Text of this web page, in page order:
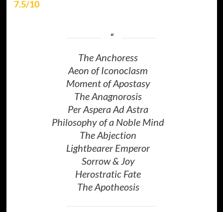
7.5/10
The Anchoress
Aeon of Iconoclasm
Moment of Apostasy
The Anagnorosis
Per Aspera Ad Astra
Philosophy of a Noble Mind
The Abjection
Lightbearer Emperor
Sorrow & Joy
Herostratic Fate
The Apotheosis